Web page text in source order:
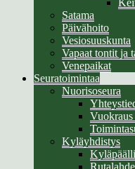
Satama
Päivähoito
Vesiosuuskunta
Vapaat tontit ja
Venepaikat
Seuratoimintaa
Nuorisoseura
Vuokraus
Kyläyhdistys